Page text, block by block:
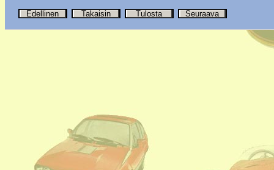
Edellinen Takaisin Tulosta Seuraava